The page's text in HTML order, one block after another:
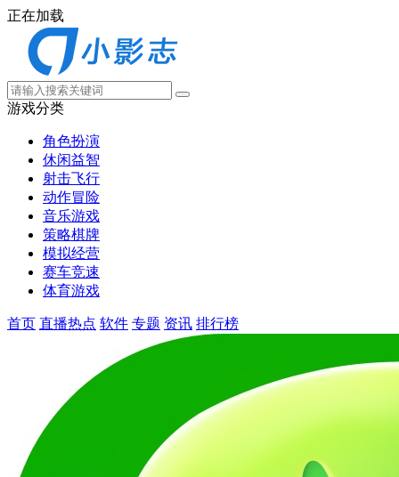
正在加载
游戏分类
角色扮演
休闲益智
射击飞行
动作冒险
音乐游戏
策略棋牌
模拟经营
赛车竞速
体育游戏
首页 直播热点 软件 专题 资讯 排行榜